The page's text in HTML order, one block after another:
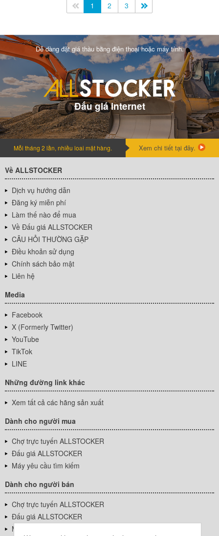
<<1 2 3
Dễ dàng đặt giá thầu bằng điện thoại hoặc máy tính.
Đấu giá internet
Mỗi tháng 2 lần, nhiều loai mặt hàng. Xem chi tiết tại đây.
Về ALLSTOCKER
Dịch vụ hướng dẫn
Đăng ký miễn phí
Làm thế nào để mua
Về Đấu giá ALLSTOCKER
CÂU HỎI THƯỜNG GẶP
Điều khoản sử dụng
Chính sách bảo mật
Liên hệ
Media
Facebook
X (Formerly Twitter)
YouTube
TikTok
LINE
Những đường link khác
Xem tất cả các hãng sản xuất
Dành cho người mua
Chợ trực tuyến ALLSTOCKER
Đấu giá ALLSTOCKER
Máy yêu cầu tìm kiếm
Dành cho người bán
Chợ trực tuyến ALLSTOCKER
Đấu giá ALLSTOCKER
Máy yêu cầu tìm kiếm